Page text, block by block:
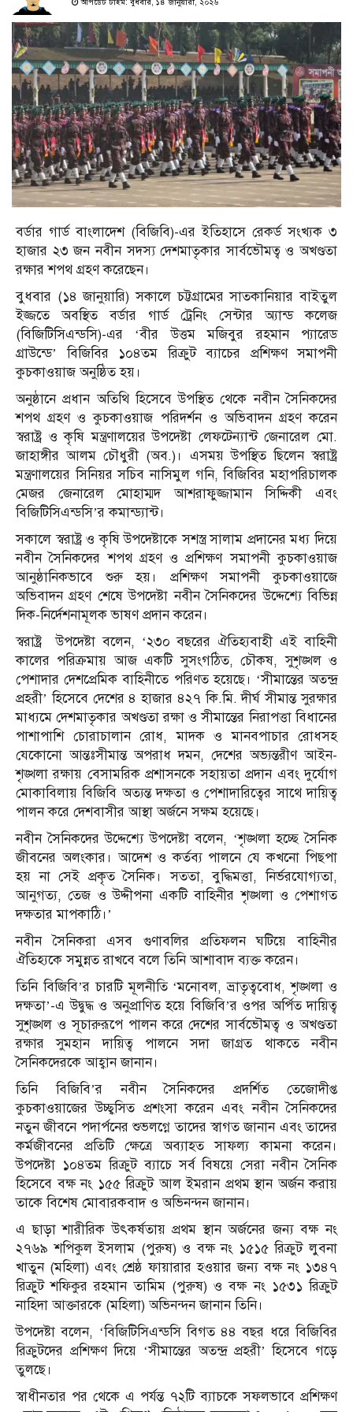
আপডেট টাইম: বুধবার, ১৪ জানুয়ারী, ২০২৬
বর্ডার গার্ড বাংলাদেশ (বিজিবি)-এর ইতিহাসে রেকর্ড সংখ্যক ৩
হাজার ২৩ জন নবীন সদস্য দেশমাতৃকার সার্বভৌমত্ব ও অখণ্ডতা
রক্ষার শপথ গ্রহণ করেছেন।
বুধবার (১৪ জানুয়ারি) সকালে চট্টগ্রামের সাতকানিয়ার বাইতুল
ইজ্জতে অবস্থিত বর্ডার গার্ড ট্রেনিং সেন্টার অ্যান্ড কলেজ
(বিজিটিসিএন্ডসি)-এর ‘বীর উত্তম মজিবুর রহমান প্যারেড
গ্রাউন্ডে’ বিজিবির ১০৪তম রিক্রুট ব্যাচের প্রশিক্ষণ সমাপনী
কুচকাওয়াজ অনুষ্ঠিত হয়।
অনুষ্ঠানে প্রধান অতিথি হিসেবে উপস্থিত থেকে নবীন সৈনিকদের
শপথ গ্রহণ ও কুচকাওয়াজ পরিদর্শন ও অভিবাদন গ্রহণ করেন
স্বরাষ্ট্র ও কৃষি মন্ত্রণালয়ের উপদেষ্টা লেফটেন্যান্ট জেনারেল মো.
জাহাঙ্গীর আলম চৌধুরী (অব.)। এসময় উপস্থিত ছিলেন স্বরাষ্ট্র
মন্ত্রণালয়ের সিনিয়র সচিব নাসিমুল গনি, বিজিবির মহাপরিচালক
মেজর জেনারেল মোহাম্মদ আশরাফুজ্জামান সিদ্দিকী এবং
বিজিটিসিএন্ডসি’র কমান্ড্যান্ট।
সকালে স্বরাষ্ট্র ও কৃষি উপদেষ্টাকে সশস্ত্র সালাম প্রদানের মধ্য দিয়ে
নবীন সৈনিকদের শপথ গ্রহণ ও প্রশিক্ষণ সমাপনী কুচকাওয়াজ
আনুষ্ঠানিকভাবে শুরু হয়। প্রশিক্ষণ সমাপনী কুচকাওয়াজে
অভিবাদন গ্রহণ শেষে উপদেষ্টা নবীন সৈনিকদের উদ্দেশ্যে বিভিন্ন
দিক-নির্দেশনামূলক ভাষণ প্রদান করেন।
স্বরাষ্ট্র উপদেষ্টা বলেন, ‘২৩০ বছরের ঐতিহ্যবাহী এই বাহিনী
কালের পরিক্রমায় আজ একটি সুসংগঠিত, চৌকষ, সুশৃঙ্খল ও
পেশাদার দেশপ্রেমিক বাহিনীতে পরিণত হয়েছে। ‘সীমান্তের অতন্দ্র
প্রহরী’ হিসেবে দেশের ৪ হাজার ৪২৭ কি.মি. দীর্ঘ সীমান্ত সুরক্ষার
মাধ্যমে দেশমাতৃকার অখণ্ডতা রক্ষা ও সীমান্তের নিরাপত্তা বিধানের
পাশাপাশি চোরাচালান রোধ, মাদক ও মানবপাচার রোধসহ
যেকোনো আন্তঃসীমান্ত অপরাধ দমন, দেশের অভ্যন্তরীণ আইন-
শৃঙ্খলা রক্ষায় বেসামরিক প্রশাসনকে সহায়তা প্রদান এবং দুর্যোগ
মোকাবিলায় বিজিবি অত্যন্ত দক্ষতা ও পেশাদারিত্বের সাথে দায়িত্ব
পালন করে দেশবাসীর আস্থা অর্জনে সক্ষম হয়েছে।
নবীন সৈনিকদের উদ্দেশ্যে উপদেষ্টা বলেন, ‘শৃঙ্খলা হচ্ছে সৈনিক
জীবনের অলংকার। আদেশ ও কর্তব্য পালনে যে কখনো পিছপা
হয় না সেই প্রকৃত সৈনিক। সততা, বুদ্ধিমত্তা, নির্ভরযোগ্যতা,
আনুগত্য, তেজ ও উদ্দীপনা একটি বাহিনীর শৃঙ্খলা ও পেশাগত
দক্ষতার মাপকাঠি।’
নবীন সৈনিকরা এসব গুণাবলির প্রতিফলন ঘটিয়ে বাহিনীর
ঐতিহ্যকে সমুন্নত রাখবে বলে তিনি আশাবাদ ব্যক্ত করেন।
তিনি বিজিবি’র চারটি মূলনীতি ‘মনোবল, ভ্রাতৃত্ববোধ, শৃঙ্খলা ও
দক্ষতা’-এ উদ্বুদ্ধ ও অনুপ্রাণিত হয়ে বিজিবি’র ওপর অর্পিত দায়িত্ব
সুশৃঙ্খল ও সূচারুরূপে পালন করে দেশের সার্বভৌমত্ব ও অখণ্ডতা
রক্ষার সুমহান দায়িত্ব পালনে সদা জাগ্রত থাকতে নবীন
সৈনিকদেরকে আহ্বান জানান।
তিনি বিজিবি’র নবীন সৈনিকদের প্রদর্শিত তেজোদীপ্ত
কুচকাওয়াজের উচ্ছ্বসিত প্রশংসা করেন এবং নবীন সৈনিকদের
নতুন জীবনে পদার্পনের শুভলগ্নে তাদের স্বাগত জানান এবং তাদের
কর্মজীবনের প্রতিটি ক্ষেত্রে অব্যাহত সাফল্য কামনা করেন।
উপদেষ্টা ১০৪তম রিক্রুট ব্যাচে সর্ব বিষয়ে সেরা নবীন সৈনিক
হিসেবে বক্ষ নং ১৫৫ রিক্রুট আল ইমরান প্রথম স্থান অর্জন করায়
তাকে বিশেষ মোবারকবাদ ও অভিনন্দন জানান।
এ ছাড়া শারীরিক উৎকর্ষতায় প্রথম স্থান অর্জনের জন্য বক্ষ নং
২৭৬৯ শপিকুল ইসলাম (পুরুষ) ও বক্ষ নং ১৫১৫ রিক্রুট লুবনা
খাতুন (মহিলা) এবং শ্রেষ্ঠ ফায়ারার হওয়ার জন্য বক্ষ নং ১৩৪৭
রিক্রুট শফিকুর রহমান তামিম (পুরুষ) ও বক্ষ নং ১৫৩১ রিক্রুট
নাহিদা আক্তারকে (মহিলা) অভিনন্দন জানান তিনি।
উপদেষ্টা বলেন, ‘বিজিটিসিএন্ডসি বিগত ৪৪ বছর ধরে বিজিবির
রিক্রুটদের প্রশিক্ষণ দিয়ে ‘সীমান্তের অতন্দ্র প্রহরী’ হিসেবে গড়ে
তুলছে।
স্বাধীনতার পর থেকে এ পর্যন্ত ৭২টি ব্যাচকে সফলভাবে প্রশিক্ষণ